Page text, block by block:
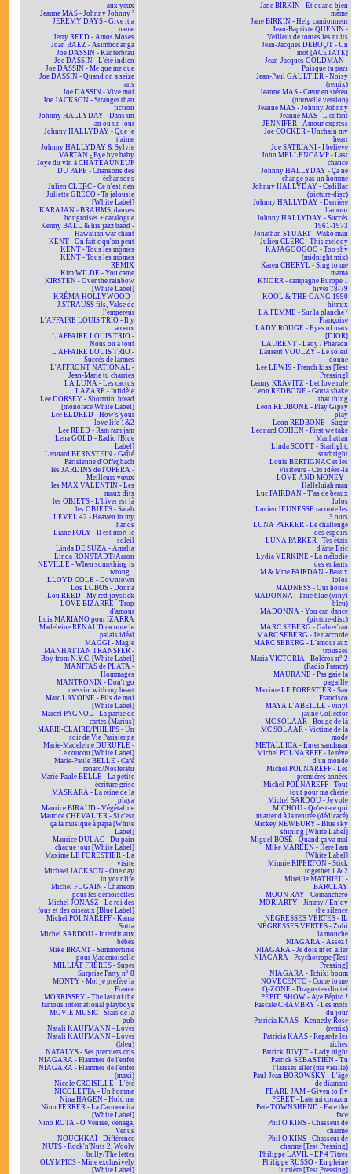
aux yeux
Jeanne MAS - Johnny Johnny ²
JEREMY DAYS - Give it a
name
Jerry REED - Amos Moses
Joan BAEZ - Asimbonanga
Joe DASSIN - Kanterbräu
Joe DASSIN - L'été indien
Joe DASSIN - Me que me que
Joe DASSIN - Quand on a seize
ans
Joe DASSIN - Vive moi
Joe JACKSON - Stranger than
fiction
Johnny HALLYDAY - Dans un
an ou un jour
Johnny HALLYDAY - Que je
t'aime
Johnny HALLYDAY & Sylvie
VARTAN - Bye bye baby
Joye du vin à CHÂTEAUNEUF
DU PAPE - Chansons des
échansons
Julien CLERC - Ce n'est rien
Juliette GRÉCO - Ta jalousie
[White Label]
KARAJAN - BRAHMS, danses
hongroises + catalogue
Kenny BALL & his jazz band -
Hawaiian war chant
KENT - On fait c'qu'on peut
KENT - Tous les mômes
KENT - Tous les mômes
REMIX
Kim WILDE - You came
KIRSTEN - Over the rainbow
[White Label]
KRÉMA HOLLYWOOD -
J.STRAUSS fils, Valse de
l'empereur
L'AFFAIRE LOUIS TRIO - Il y
a ceux
L'AFFAIRE LOUIS TRIO -
Nous on a tout
L'AFFAIRE LOUIS TRIO -
Succès de larmes
L'AFFRONT NATIONAL -
Jean-Marie tu charries
LA LUNA - Les cactus
LAZARE - Infidèle
Lee DORSEY - Shortnin' bread
[monoface White Label]
Lee ELDRED - How's your
love life 1&2
Lee REED - Ram ram jam
Lena GOLD - Radio [Blue
Label]
Leonard BERNSTEIN - Gaîté
Parisienne d'Offenbach
les JARDINS de l'OPÉRA -
Meilleurs vœux
les MAX VALENTIN - Les
maux dits
les OBJETS - L'hiver est là
les OBJETS - Sarah
LEVEL 42 - Heaven in my
hands
Liane FOLY - Il est mort le
soleil
Linda DE SUZA - Amalia
Linda RONSTADT/Aaron
NEVILLE - When something is
wrong...
LLOYD COLE - Downtown
Los LOBOS - Donna
Lou REED - My red joystick
LOVE BIZARRE - Trop
d'amour
Luis MARIANO pour IZARRA
Madeleine RENAUD raconte le
palais idéal
MAGGI - Magie
MANHATTAN TRANSFER -
Boy from N.Y.C. [White Label]
MANITAS de PLATA -
Hommages
MANTRONIX - Don't go
messin' with my heart
Marc LAVOINE - Fils de moi
[White Label]
Marcel PAGNOL - La partie de
cartes (Marius)
MARIE-CLAIRE/PHILIPS - Un
soir de Vie Parisienne
Marie-Madeleine DURUFLÉ -
Le coucou [White Label]
Marie-Paule BELLE - Café
renard/Nosferatu
Marie-Paule BELLE - La petite
écriture grise
MASKARA - La reine de la
playa
Maurice BIRAUD - Végétaline
Maurice CHEVALIER - Si c'est
ça la musique à papa [White
Label]
Maurice DULAC - Du pain
chaque jour [White Label]
Maxime LE FORESTIER - La
visite
Michael JACKSON - One day
in your life
Michel FUGAIN - Chanson
pour les demoiselles
Michel JONASZ - Le roi des
fous et des oiseaux [Blue Label]
Michel POLNAREFF - Kama
Sutra
Michel SARDOU - Interdit aux
bébés
Mike BRANT - Summertime
pour Mademoiselle
MILLIAT FRÈRES - Super
Surprise Party n° 8
MONTY - Moi je préfère la
France
MORRISSEY - The last of the
famous international playboys
MOVIE MUSIC - Stars de la
pub
Natali KAUFMANN - Lover
Natali KAUFMANN - Lover
(bleu)
NATALYS - Ses premiers cris
NIAGARA - Flammes de l'enfer
NIAGARA - Flammes de l'enfer
(maxi)
Nicole CROISILLE - L'été
NICOLETTA - Un homme
Nina HAGEN - Hold me
Nino FERRER - La Carmencita
[White Label]
Nino ROTA - O Venise, Venaga,
Venus
NOUCHKAÏ - Différence
NUTS - Rock'n'Nuts 2, Wooly
bully/The letter
OLYMPICS - Mine exclusively
[White Label]
Jane BIRKIN - Et quand bien
même
Jane BIRKIN - Help camionneur
Jean-Baptiste QUENIN -
Veilleur de toutes les nuits
Jean-Jacques DEBOUT - Un
mot [ACÉTATE]
Jean-Jacques GOLDMAN -
Puisque tu pars
Jean-Paul GAULTIER - Noisy
(remix)
Jeanne MAS - Cœur en stéréo
(nouvelle version)
Jeanne MAS - Johnny Johnny
Jeanne MAS - L'enfant
JENNIFER - Amour express
Joe COCKER - Unchain my
heart
Joe SATRIANI - I believe
John MELLENCAMP - Last
chance
Johnny HALLYDAY - Ça ne
change pas un homme
Johnny HALLYDAY - Cadillac
(picture-disc)
Johnny HALLYDAY - Derrière
l'amour
Johnny HALLYDAY - Succès
1961-1973
Jonathan STUART - Wako man
Julien CLERC - This melody
KAJAGOOGOO - Too shy
(midnight mix)
Karen CHERYL - Sing to me
mama
KNORR - campagne Europe 1
hiver 78-79
KOOL & THE GANG 1990
hitmix
LA FEMME - Sur la planche /
Françoise
LADY ROUGE - Eyes of mars
[DIOR]
LAURENT - Lady / Pharaon
Laurent VOULZY - Le soleil
donne
Lee LEWIS - French kiss [Test
Pressing]
Lenny KRAVITZ - Let love rule
Leon REDBONE - Gotta shake
that thing
Leon REDBONE - Play Gipsy
play
Leon REDBONE - Sugar
Leonard COHEN - First we take
Manhattan
Linda SCOTT - Starlight,
starbright
Louis BERTIGNAC et les
Visiteurs - Ces idées-là
LOVE AND MONEY -
Halleluiah man
Luc FAIRDAN - T'as de beaux
lolos
Lucien JEUNESSE raconte les
3 ours
LUNA PARKER - Le challenge
des espoirs
LUNA PARKER - Tes états
d'âme Eric
Lydia VERKINE - La mélodie
des enfants
M & Mme FAIRDAN - Beaux
lolos
MADNESS - Our house
MADONNA - True blue (vinyl
bleu)
MADONNA - You can dance
(picture-disc)
MARC SEBERG - Galver'ran
MARC SEBERG - Je t'accorde
MARC SEBERG - L'amour aux
trousses
Maria VICTORIA - Boléros n° 2
(Radio France)
MAURANE - Pas gaie la
pagaille
Maxime LE FORESTIER - San
Francisco
MAYA L'ABEILLE - vinyl
jaune Collector
MC SOLAAR - Bouge de là
MC SOLAAR - Victime de la
mode
METALLICA - Enter sandman
Michel POLNAREFF - Je rêve
d'un monde
Michel POLNAREFF - Les
premières années
Michel POLNAREFF - Tout
tout pour ma chérie
Michel SARDOU - Je vole
MICHOU - Qu'est-ce qui
m'attend à la rentrée (dédicacé)
Mickey NEWBURY - Blue sky
shining [White Label]
Miguel BOSÉ - Quand ça va mal
Mike MAREEN - Here I am
[White Label]
Minnie RIPERTON - Stick
together 1 & 2
Mireille MATHIEU -
BARCLAY
MOON RAY - Comanchero
MORIARTY - Jimmy / Enjoy
the silence
NÉGRESSES VERTES - IL
NÉGRESSES VERTES - Zobi
la mouche
NIAGARA - Assez !
NIAGARA - Je dois m'en aller
NIAGARA - Psychotrope [Test
Pressing]
NIAGARA - Tchiki boum
NOVECENTO - Come to me
O-ZONE - Dragostea din teï
PÉPIT' SHOW - Aye Pépito !
Pascale CHAMBRY - Les mots
du jour
Patricia KAAS - Kennedy Rose
(remix)
Patricia KAAS - Regarde les
riches
Patrick JUVET - Lady night
Patrick SÉBASTIEN - Tu
t'laisses aller (ma vieille)
Paul-Jean BOROWSKY - L'âge
de diamant
PEARL JAM - Given to fly
PERET - Late mi corazon
Pete TOWNSHEND - Face the
face
Phil O'KINS - Chasseur de
charme
Phil O'KINS - Chasseur de
charme [Test Pressing]
Philippe LAVIL - EP 4 Titres
Philippe RUSSO - En pleine
lumière [Test Pressing]